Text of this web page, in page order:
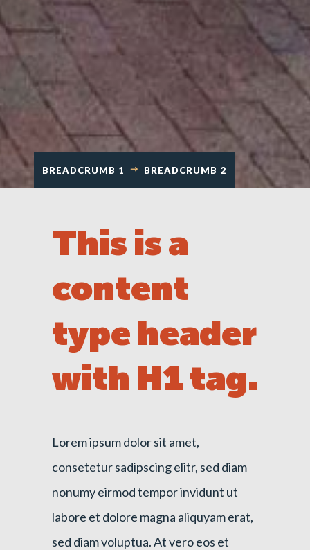
BREADCRUMB 1 BREADCRUMB 2
This is a
content
type header
with H1 tag.
Lorem ipsum dolor sit amet,
consetetur sadipscing elitr, sed diam
nonumy eirmod tempor invidunt ut
labore et dolore magna aliquyam erat,
sed diam voluptua. At vero eos et